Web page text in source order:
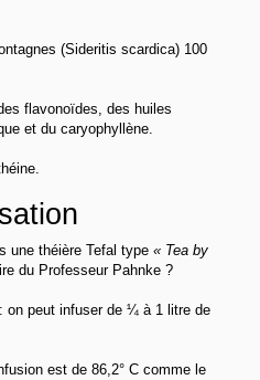
(Sideritis scardica) 100
flavonoïdes, des huiles
et du caryophyllène.
une théière Tefal type « Tea by
du Professeur Pahnke ?
on peut infuser de ¼ à 1 litre de
est de 86,2° C comme le